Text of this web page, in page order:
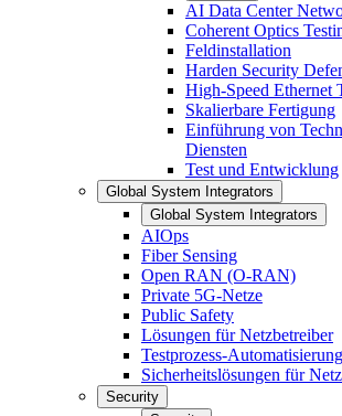
AI Data Center
Coherent Optics
Feldinstallation
Harden Security
High-Speed Ethernet
Skalierbare Fertigung
Einführung von
Diensten
Test und Entwicklung
Global System Integrators
Global System Integrators
AIOps
Fiber Sensing
Open RAN (O-RAN)
Private 5G-Netze
Public Safety
Lösungen für Netzbetreiber
Testprozess-
Sicherheitslösungen für
Security